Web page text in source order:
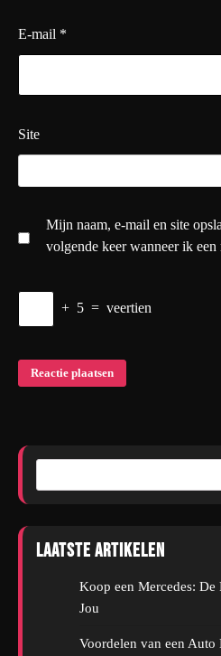
E-mail *
Site
Mijn naam, e-mail en site
volgende keer wanneer ik een
+ 5 = veertien
Laatste artikelen
Koop een Mercedes:
Jou
Voordelen van een